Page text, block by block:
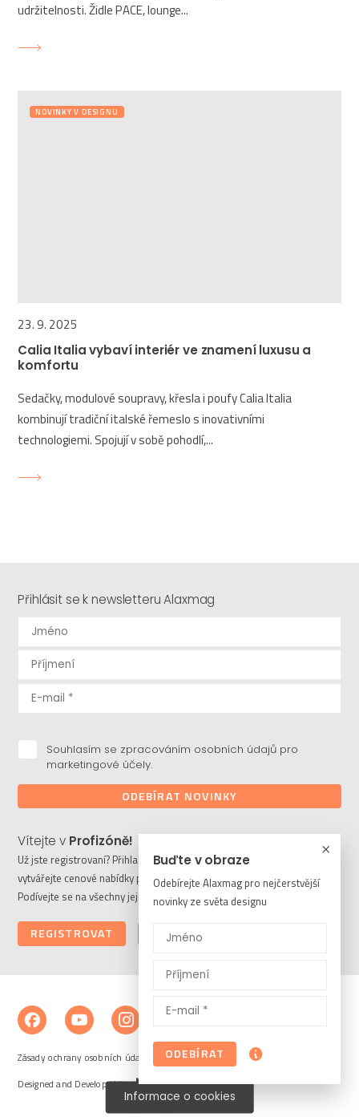
udržitelnosti. Židle PACE, lounge...
NOVINKY V DESIGNU
23. 9. 2025
Calia Italia vybaví interiér ve znamení luxusu a
komfortu
Sedačky, modulové soupravy, křesla i poufy Calia Italia
kombinují tradiční italské řemeslo s inovativními
technologiemi. Spojují v sobě pohodlí,...
Buďte v obraze
Odebírejte Alaxmag pro nejčerstvější
novinky ze světa designu
ODEBÍRAT
Přihlásit se k newsletteru Alaxmag
Souhlasím se zpracováním osobních údajů pro
marketingové účely.
ODEBÍRAT NOVINKY
Vítejte v Profizóně!
Už jste registrovaní? Přihlaste se a stahujte potřebné soubory či
vytvářejte cenové nabídky pro vaše klienty. Ještě nejste členem?
Podívejte se na všechny její výhody a registrujte se ještě dnes.
REGISTROVAT PŘIHLÁSIT
Zásady ochrany osobních údajů a cookies
Designed and Developed by